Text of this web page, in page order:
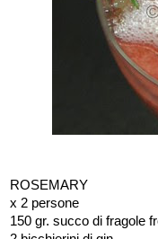
ROSEMARY
x 2 persone
150 gr. succo di fragole